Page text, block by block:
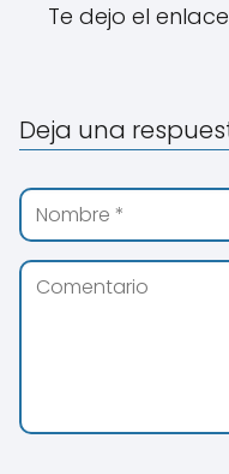
Te dejo el
Deja una